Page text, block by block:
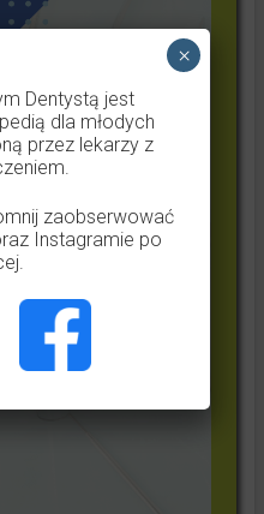
Dentystą jest
dla młodych
przez lekarzy z
zaobserwować
Instagramie po
×